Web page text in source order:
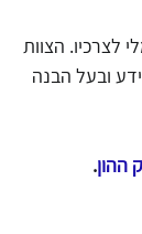
לצרכיו. הצוות
ובעל הבנה
ההון.